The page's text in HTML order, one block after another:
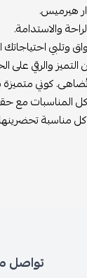
وتلبي
والرقي على
كوني متميزة
مع
تحضرينها.
تواصل معنا